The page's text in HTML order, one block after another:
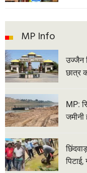
MP Info
उज्जैन
छात्र
MP: